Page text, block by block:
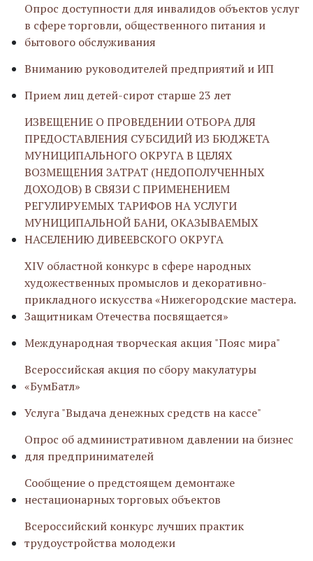
Опрос доступности для инвалидов объектов услуг
в сфере торговли, общественного питания и
бытового обслуживания
Вниманию руководителей предприятий и ИП
Прием лиц детей-сирот старше 23 лет
ИЗВЕЩЕНИЕ О ПРОВЕДЕНИИ ОТБОРА ДЛЯ
ПРЕДОСТАВЛЕНИЯ СУБСИДИЙ ИЗ БЮДЖЕТА
МУНИЦИПАЛЬНОГО ОКРУГА В ЦЕЛЯХ
ВОЗМЕЩЕНИЯ ЗАТРАТ (НЕДОПОЛУЧЕННЫХ
ДОХОДОВ) В СВЯЗИ С ПРИМЕНЕНИЕМ
РЕГУЛИРУЕМЫХ ТАРИФОВ НА УСЛУГИ
МУНИЦИПАЛЬНОЙ БАНИ, ОКАЗЫВАЕМЫХ
НАСЕЛЕНИЮ ДИВЕЕВСКОГО ОКРУГА
ХIV областной конкурс в сфере народных
художественных промыслов и декоративно-
прикладного искусства «Нижегородские мастера.
Защитникам Отечества посвящается»
Международная творческая акция "Пояс мира"
Всероссийская акция по сбору макулатуры
«БумБатл»
Услуга "Выдача денежных средств на кассе"
Опрос об административном давлении на бизнес
для предпринимателей
Сообщение о предстоящем демонтаже
нестационарных торговых объектов
Всероссийский конкурс лучших практик
трудоустройства молодежи